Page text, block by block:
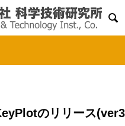

のリリース